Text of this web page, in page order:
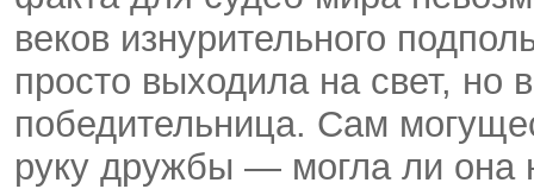
веков изнурительного
просто выходила на свет,
победительница. Сам
руку дружбы — могла ли она